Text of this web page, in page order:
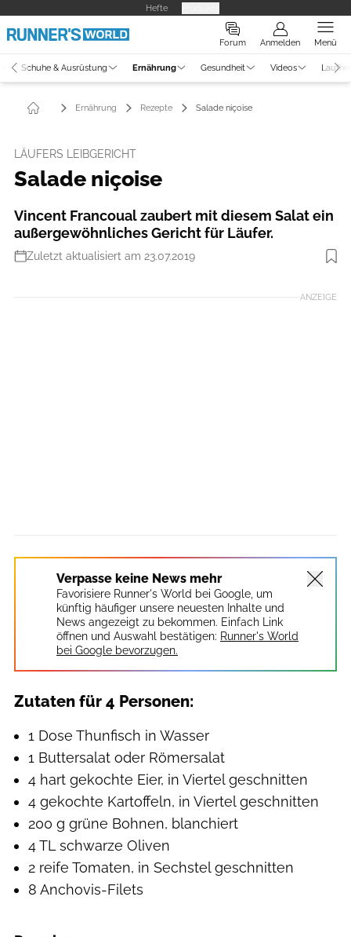
Hefte
Forum Anmelden Menü
Schuhe & Ausrüstung Ernährung Gesundheit Videos
Ernährung Rezepte Salade niçoise
LÄUFERS LEIBGERICHT
Salade niçoise
Vincent Francoual zaubert mit diesem Salat ein
außergewöhnliches Gericht für Läufer.
Zuletzt aktualisiert am 23.07.2019
Foto: Mitch Mandel
ANZEIGE
Verpasse keine News mehr
Favorisiere Runner's World bei Google, um
künftig häufiger unsere neuesten Inhalte und
News angezeigt zu bekommen. Einfach Link
öffnen und Auswahl bestätigen: Runner's World
bei Google bevorzugen.
Zutaten für 4 Personen:
1 Dose Thunfisch in Wasser
1 Buttersalat oder Römersalat
4 hart gekochte Eier, in Viertel geschnitten
4 gekochte Kartoffeln, in Viertel geschnitten
200 g grüne Bohnen, blanchiert
4 TL schwarze Oliven
2 reife Tomaten, in Sechstel geschnitten
8 Anchovis-Filets